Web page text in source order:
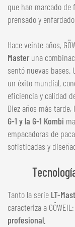
que han marcado de
prensado y
Hace veinte años,
Masteruna
sentó nuevas bases.
un éxito mundial,
eficiencia y calidad
Diez años más tarde,
G-1 y la G-1 Kombi
empacadoras de
sofisticadas y
Tanto la serie LT-
caracteriza a GÖWEIL:
profesional.